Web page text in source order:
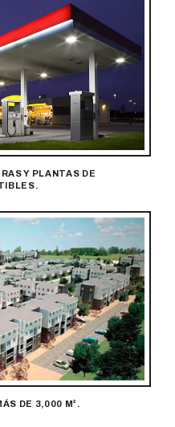
Y PLANTAS DE
DE 3,000 M².